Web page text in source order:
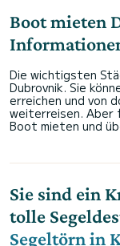
Boot mieten
Die wichtigsten
Dubrovnik. Sie
erreichen und von
weiterreisen. Aber
Boot mieten und
Sie sind ein
tolle
Segeltörn in